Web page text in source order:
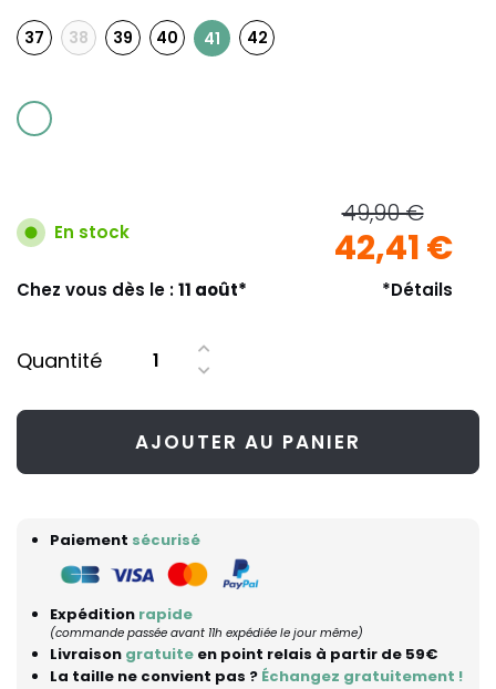
37 38 39 40 41 42
En stock
49,90 €
42,41 €
Chez vous dès le :11 août* *Détails
Quantité
AJOUTER AU PANIER
Paiement sécurisé
Expédition rapide
(commande passée avant 11h expédiée le jour même)
Livraison gratuite en point relais à partir de 59€
La taille ne convient pas ? Échangez gratuitement !